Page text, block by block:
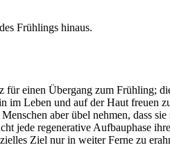
Frühlings hinaus.
einen Übergang zum Frühling;
im Leben und auf der Haut
aber übel nehmen, dass
jede regenerative Aufbauphase
Ziel nur in weiter Ferne zu